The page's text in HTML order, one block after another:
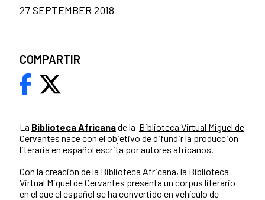
La Biblioteca Africanade la Biblioteca Virtual Miguel de
Cervantes nace con el objetivo de difundir la producción
literaria en español escrita por autores africanos.
Con la creación de la Biblioteca Africana, la Biblioteca
Virtual Miguel de Cervantes presenta un corpus literario
en el que el español se ha convertido en vehículo de
27 SEPTEMBER 2018
COMPARTIR